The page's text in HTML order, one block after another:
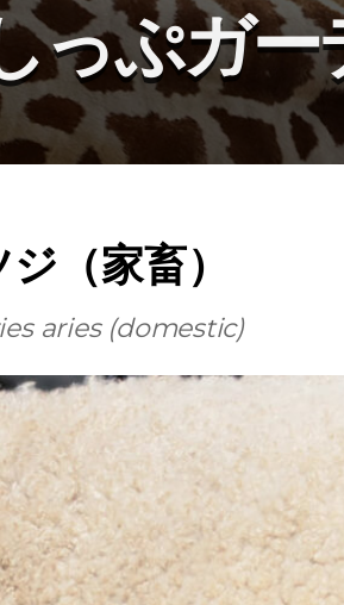
っぷガー
ジ（家畜）
aries (domestic)